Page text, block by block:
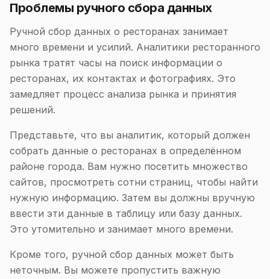
Проблемы ручного сбора данных
Ручной сбор данных о ресторанах занимает
много времени и усилий. Аналитики ресторанного
рынка тратят часы на поиск информации о
ресторанах, их контактах и фотографиях. Это
замедляет процесс анализа рынка и принятия
решений.
Представьте, что вы аналитик, который должен
собрать данные о ресторанах в определённом
районе города. Вам нужно посетить множество
сайтов, просмотреть сотни страниц, чтобы найти
нужную информацию. Затем вы должны вручную
ввести эти данные в таблицу или базу данных.
Это утомительно и занимает много времени.
Кроме того, ручной сбор данных может быть
неточным. Вы можете пропустить важную